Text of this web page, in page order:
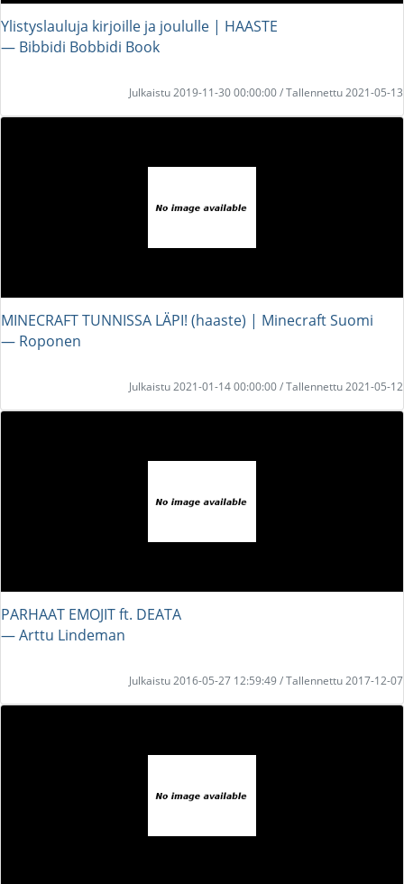
Ylistyslauluja kirjoille ja joululle | HAASTE
― Bibbidi Bobbidi Book
Julkaistu 2019-11-30 00:00:00 / Tallennettu 2021-05-13
MINECRAFT TUNNISSA LÄPI! (haaste) | Minecraft Suomi
― Roponen
Julkaistu 2021-01-14 00:00:00 / Tallennettu 2021-05-12
PARHAAT EMOJIT ft. DEATA
― Arttu Lindeman
Julkaistu 2016-05-27 12:59:49 / Tallennettu 2017-12-07